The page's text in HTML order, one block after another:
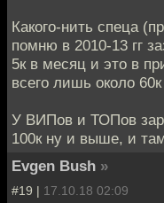
Какого-нить спеца
помню в 2010-13 гг
5к в месяц и это в
всего лишь около 60к
У ВИПов и ТОПов
100к ну и выше, и
Evgen Bush »
#19 | 17.10.18 02:09